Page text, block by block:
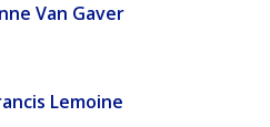
Van Gaver
Lemoine